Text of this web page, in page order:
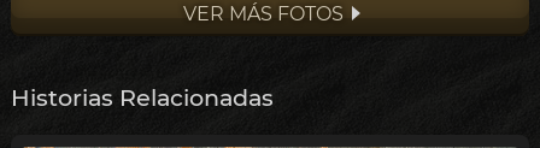
VER MÁS FOTOS
Historias Relacionadas